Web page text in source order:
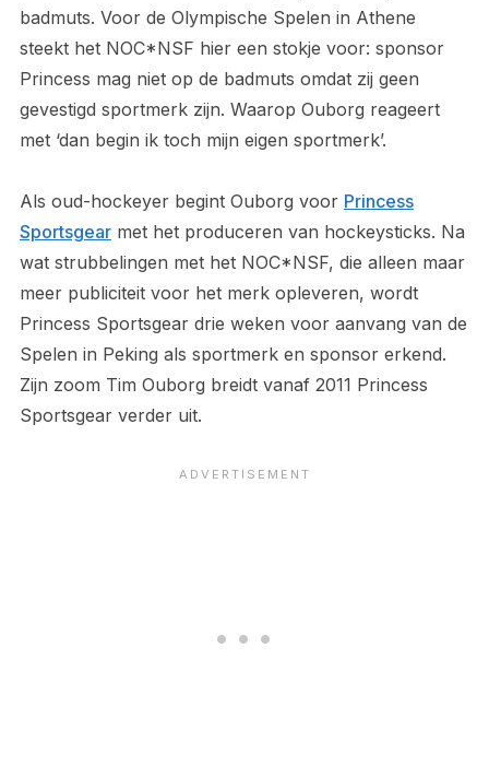
badmuts. Voor de Olympische Spelen in Athene
steekt het NOC*NSF hier een stokje voor: sponsor
Princess mag niet op de badmuts omdat zij geen
gevestigd sportmerk zijn. Waarop Ouborg reageert
met ‘dan begin ik toch mijn eigen sportmerk’.
Als oud-hockeyer begint Ouborg voor Princess
Sportsgearmet het produceren van hockeysticks. Na
wat strubbelingen met het NOC*NSF, die alleen maar
meer publiciteit voor het merk opleveren, wordt
Princess Sportsgear drie weken voor aanvang van de
Spelen in Peking als sportmerk en sponsor erkend.
Zijn zoom Tim Ouborg breidt vanaf 2011 Princess
Sportsgear verder uit.